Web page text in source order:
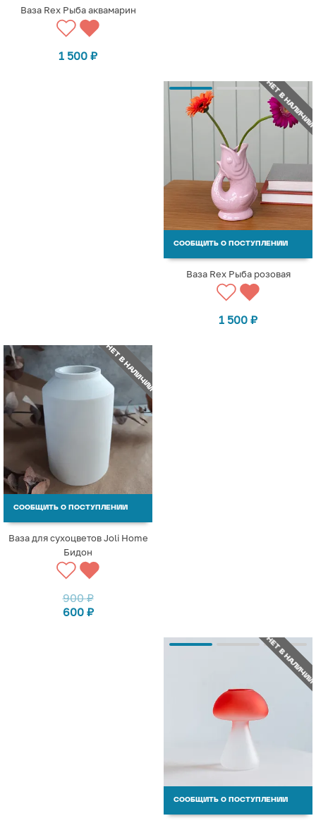
Ваза Rex Рыба аквамарин
1 500 ₽
НЕТ В НАЛИЧИИ
СООБЩИТЬ О ПОСТУПЛЕНИИ
Ваза Rex Рыба розовая
1 500 ₽
НЕТ В НАЛИЧИИ
СООБЩИТЬ О ПОСТУПЛЕНИИ
Ваза для сухоцветов Joli Home
Бидон
900₽
600 ₽
НЕТ В НАЛИЧИИ
СООБЩИТЬ О ПОСТУПЛЕНИИ